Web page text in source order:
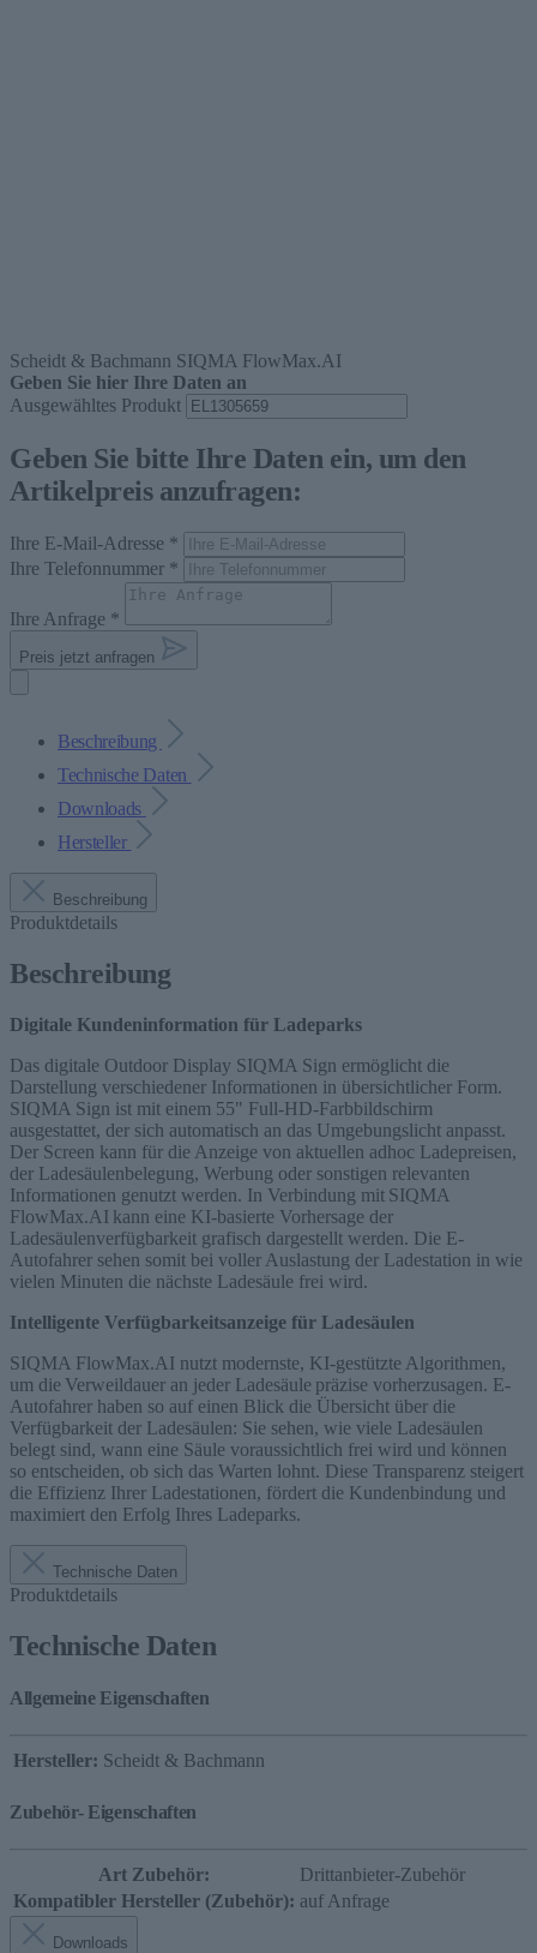
Scheidt & Bachmann SIQMA FlowMax.AI
Geben Sie hier Ihre Daten an
Ausgewähltes Produkt
Geben Sie bitte Ihre Daten ein, um den
Artikelpreis anzufragen:
Ihre E-Mail-Adresse *
Ihre Telefonnummer *
Ihre Anfrage *
Preis jetzt anfragen
Beschreibung
Technische Daten
Downloads
Hersteller
Beschreibung
Produktdetails
Beschreibung
Digitale Kundeninformation für Ladeparks
Das digitale Outdoor Display SIQMA Sign ermöglicht die
Darstellung verschiedener Informationen in übersichtlicher Form.
SIQMA Sign ist mit einem 55" Full-HD-Farbbildschirm
ausgestattet, der sich automatisch an das Umgebungslicht anpasst.
Der Screen kann für die Anzeige von aktuellen adhoc Ladepreisen,
der Ladesäulenbelegung, Werbung oder sonstigen relevanten
Informationen genutzt werden. In Verbindung mit SIQMA
FlowMax.AI kann eine KI-basierte Vorhersage der
Ladesäulenverfügbarkeit grafisch dargestellt werden. Die E-
Autofahrer sehen somit bei voller Auslastung der Ladestation in wie
vielen Minuten die nächste Ladesäule frei wird.
Intelligente Verfügbarkeitsanzeige für Ladesäulen
SIQMA FlowMax.AI nutzt modernste, KI-gestützte Algorithmen,
um die Verweildauer an jeder Ladesäule präzise vorherzusagen. E-
Autofahrer haben so auf einen Blick die Übersicht über die
Verfügbarkeit der Ladesäulen: Sie sehen, wie viele Ladesäulen
belegt sind, wann eine Säule voraussichtlich frei wird und können
so entscheiden, ob sich das Warten lohnt. Diese Transparenz steigert
die Effizienz Ihrer Ladestationen, fördert die Kundenbindung und
maximiert den Erfolg Ihres Ladeparks.
Technische Daten
Produktdetails
Technische Daten
Allgemeine Eigenschaften
Hersteller: Scheidt & Bachmann
Zubehör- Eigenschaften
Art Zubehör:
Drittanbieter-Zubehör
Kompatibler Hersteller (Zubehör): auf Anfrage
Downloads